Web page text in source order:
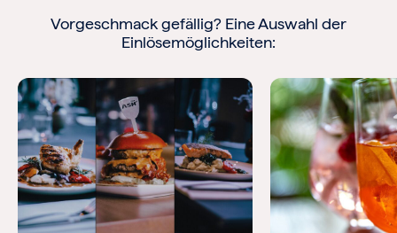
Essen
-------
Geschmackvoll und maximal flexibel!
Einlösbar für alle 10.000 Partner und 3 Jahre gültig
Das ideale Geschenk für alle Anlässe
Vorgeschmack gefällig? Eine Auswahl der
Einlösemöglichkeiten: